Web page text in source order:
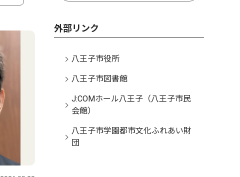
4
外部リンク
八王子市役所
八王子市図書館
J:COMホール八王子（八王子市民
会館）
八王子市学園都市文化ふれあい財
団